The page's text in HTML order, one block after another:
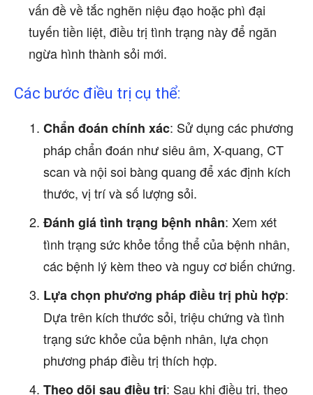
vấn đề về tắc nghẽn niệu đạo hoặc phì đại
tuyến tiền liệt, điều trị tình trạng này để ngăn
ngừa hình thành sỏi mới.
Các bước điều trị cụ thể:
Chẩn đoán chính xác: Sử dụng các phương
pháp chẩn đoán như siêu âm, X-quang, CT
scan và nội soi bàng quang để xác định kích
thước, vị trí và số lượng sỏi.
Đánh giá tình trạng bệnh nhân: Xem xét
tình trạng sức khỏe tổng thể của bệnh nhân,
các bệnh lý kèm theo và nguy cơ biến chứng.
Lựa chọn phương pháp điều trị phù hợp:
Dựa trên kích thước sỏi, triệu chứng và tình
trạng sức khỏe của bệnh nhân, lựa chọn
phương pháp điều trị thích hợp.
Theo dõi sau điều trị: Sau khi điều trị, theo